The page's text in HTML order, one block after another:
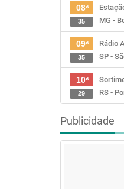
08ª
MG -
35
09ª
Rádio
SP -
35
10ª
RS -
29
Publicidade